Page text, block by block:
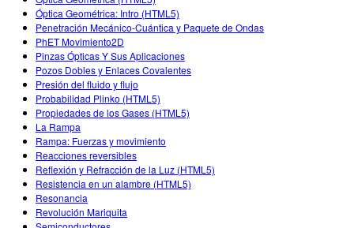
Óptica Geométrica: Intro (HTML5)
Penetración Mecánico-Cuántica y Paquete de Ondas
PhET Movimiento2D
Pinzas Ópticas Y Sus Aplicaciones
Pozos Dobles y Enlaces Covalentes
Presión del fluido y flujo
Probabilidad Plinko (HTML5)
Propiedades de los Gases (HTML5)
La Rampa
Rampa: Fuerzas y movimiento
Reacciones reversibles
Reflexión y Refracción de la Luz (HTML5)
Resistencia en un alambre (HTML5)
Resonancia
Revolución Mariquita